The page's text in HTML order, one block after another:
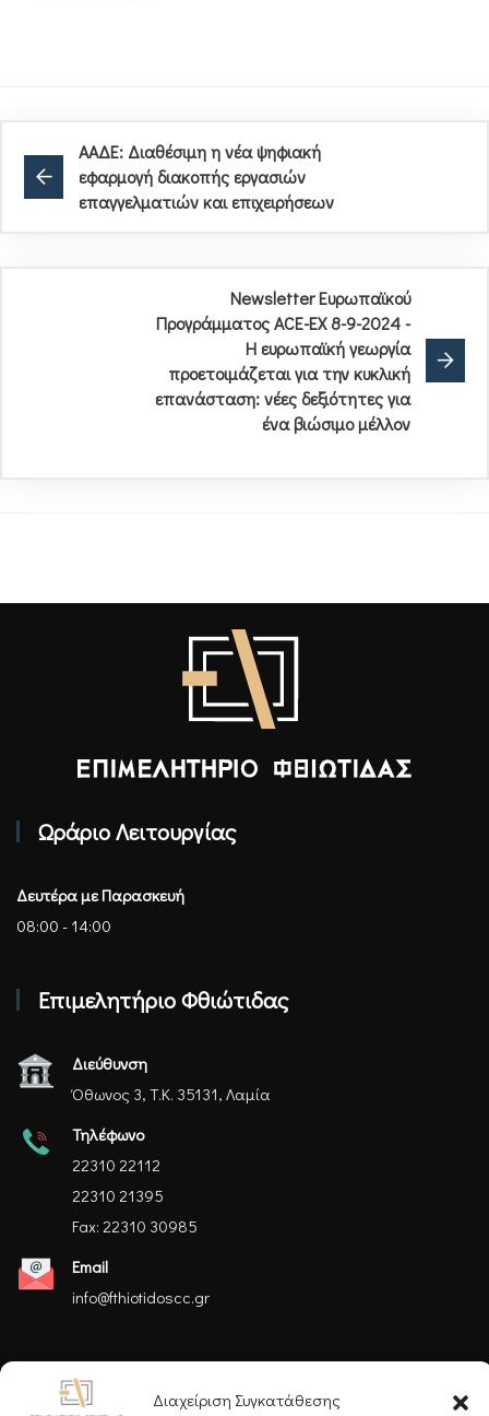
Διαχείριση Συγκατάθεσης
ΑΑΔΕ: Διαθέσιμη η νέα ψηφιακή
εφαρμογή διακοπής εργασιών
επαγγελματιών και επιχειρήσεων
Newsletter Ευρωπαϊκού
Προγράμματος ACE-EX 8-9-2024 -
Η ευρωπαϊκή γεωργία
προετοιμάζεται για την κυκλική
επανάσταση: νέες δεξιότητες για
ένα βιώσιμο μέλλον
Ωράριο Λειτουργίας
Δευτέρα με Παρασκευή
08:00 - 14:00
Επιμελητήριο Φθιώτιδας
Διεύθυνση
Όθωνος 3, Τ.Κ. 35131, Λαμία
Τηλέφωνο
22310 22112
22310 21395
Fax: 22310 30985
Email
info@fthiotidoscc.gr
Ακολουθήστε μας